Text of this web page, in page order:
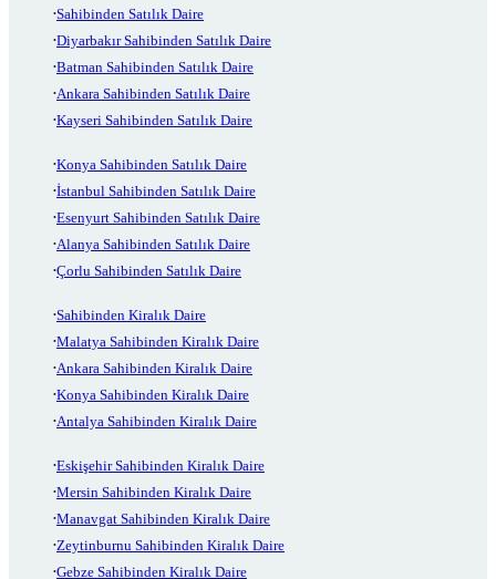
Sahibinden Satılık Daire
Diyarbakır Sahibinden Satılık Daire
Batman Sahibinden Satılık Daire
Ankara Sahibinden Satılık Daire
Kayseri Sahibinden Satılık Daire
Konya Sahibinden Satılık Daire
İstanbul Sahibinden Satılık Daire
Esenyurt Sahibinden Satılık Daire
Alanya Sahibinden Satılık Daire
Çorlu Sahibinden Satılık Daire
Sahibinden Kiralık Daire
Malatya Sahibinden Kiralık Daire
Ankara Sahibinden Kiralık Daire
Konya Sahibinden Kiralık Daire
Antalya Sahibinden Kiralık Daire
Eskişehir Sahibinden Kiralık Daire
Mersin Sahibinden Kiralık Daire
Manavgat Sahibinden Kiralık Daire
Zeytinburnu Sahibinden Kiralık Daire
Gebze Sahibinden Kiralık Daire